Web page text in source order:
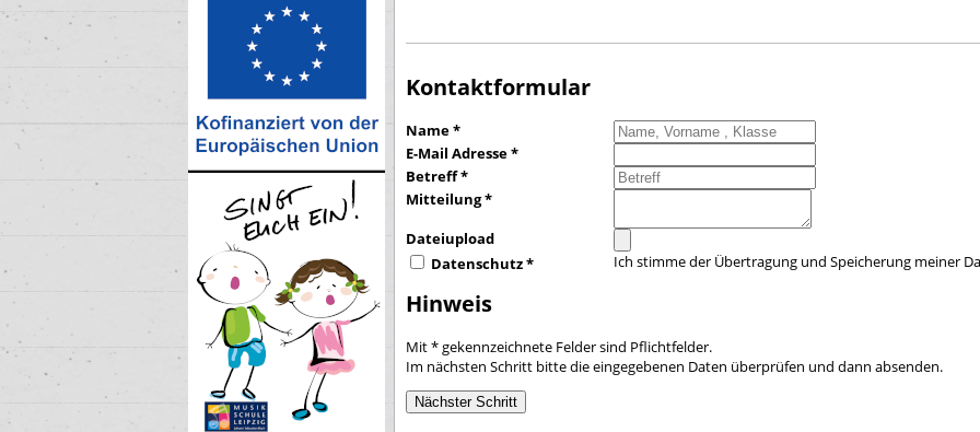
Kontaktformular
Name*
E-Mail Adresse*
Betreff*
Mitteilung*
Dateiupload
Datenschutz* Ich stimme der Übertragung und Speicherung meiner
Hinweis
Mit * gekennzeichnete Felder sind Pflichtfelder.
Im nächsten Schritt bitte die eingegebenen Daten überprüfen und dann absenden.
Nächster Schritt